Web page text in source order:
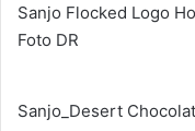
Sanjo Flocked Logo
Foto DR
Sanjo_Desert